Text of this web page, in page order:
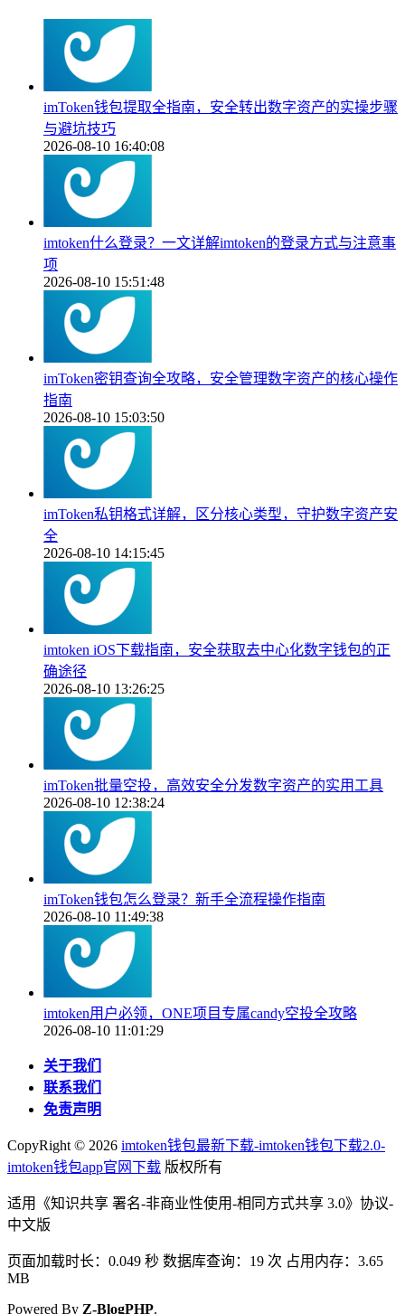
imToken钱包提取全指南，安全转出数字资产的实操步骤
与避坑技巧
2026-08-10 16:40:08
imtoken什么登录？一文详解imtoken的登录方式与注意事
项
2026-08-10 15:51:48
imToken密钥查询全攻略，安全管理数字资产的核心操作
指南
2026-08-10 15:03:50
imToken私钥格式详解，区分核心类型，守护数字资产安
全
2026-08-10 14:15:45
imtoken iOS下载指南，安全获取去中心化数字钱包的正
确途径
2026-08-10 13:26:25
imToken批量空投，高效安全分发数字资产的实用工具
2026-08-10 12:38:24
imToken钱包怎么登录？新手全流程操作指南
2026-08-10 11:49:38
imtoken用户必领，ONE项目专属candy空投全攻略
2026-08-10 11:01:29
关于我们
联系我们
免责声明
CopyRight © 2026 imtoken钱包最新下载-imtoken钱包下载2.0-
imtoken钱包app官网下载 版权所有
适用《知识共享 署名-非商业性使用-相同方式共享 3.0》协议-
中文版
页面加载时长：0.049 秒 数据库查询：19 次 占用内存：3.65
MB
Powered By Z-BlogPHP.